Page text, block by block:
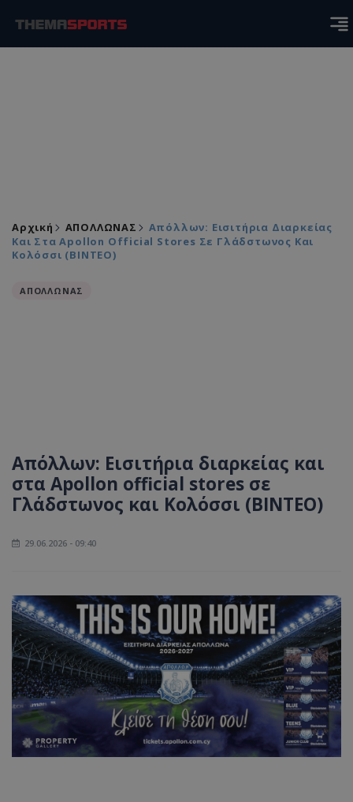
Αρχική ΑΠΟΛΛΩΝΑΣ
Απόλλων: Εισιτήρια Διαρκείας
Και Στα Apollon Official Stores Σε Γλάδστωνος Και
Κολόσσι (ΒΙΝΤΕΟ)
ΑΠΟΛΛΩΝΑΣ
Απόλλων: Εισιτήρια διαρκείας και
στα Apollon official stores σε
Γλάδστωνος και Κολόσσι (ΒΙΝΤΕΟ)
29.06.2026 - 09:40